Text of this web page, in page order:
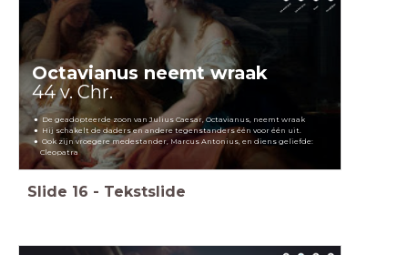
Octavianus neemt wraak
44 v. Chr.
De geadopteerde zoon van Julius Caesar, Octavianus, neemt wraak
Hij schakelt de daders en andere tegenstanders één voor één uit.
Ook zijn vroegere medestander, Marcus Antonius, en diens geliefde:
Cleopatra
Slide 16 - Tekstslide